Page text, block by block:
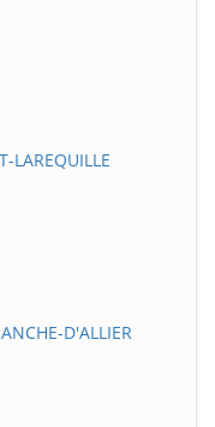
D'ALLIER